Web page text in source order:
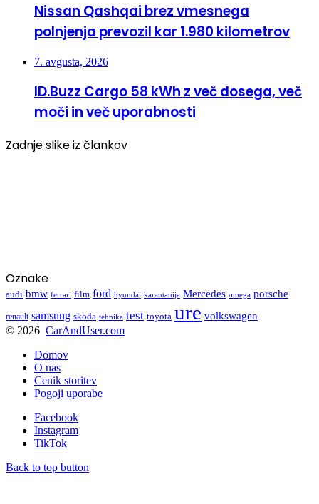
Nissan Qashqai brez vmesnega
polnjenja prevozil kar 1.980 kilometrov
7. avgusta, 2026
ID.Buzz Cargo 58 kWh z več dosega, več
moči in več uporabnosti
Zadnje slike iz člankov
Oznake
audi bmw ferrari film ford hyundai karantanija Mercedes omega porsche
renault samsung skoda tehnika test toyota ure volkswagen
© 2026 CarAndUser.com
Domov
O nas
Cenik storitev
Pogoji uporabe
Facebook
Instagram
TikTok
Back to top button